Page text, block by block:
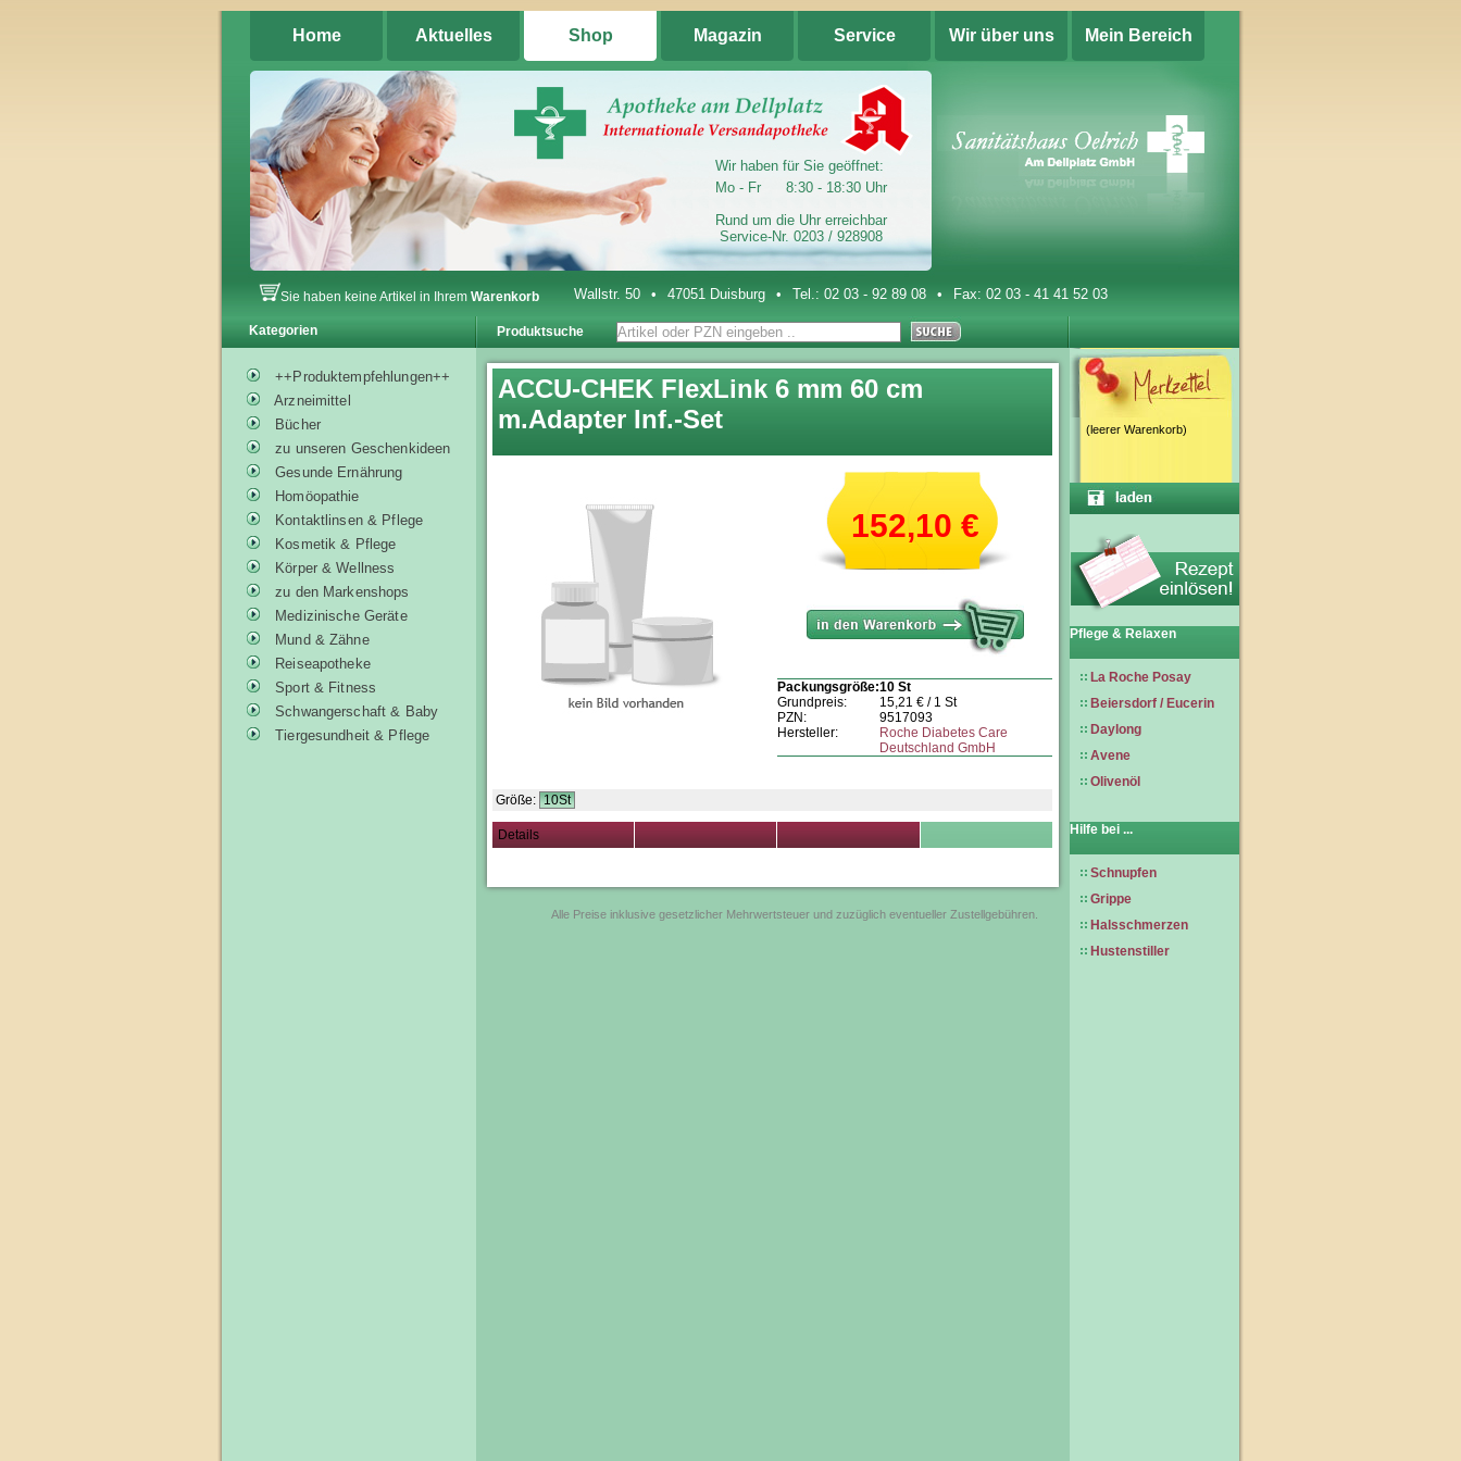
Home Aktuelles Shop Magazin Service Wir über uns Mein Bereich
Wallstr. 50 • 47051 Duisburg • Tel.: 02 03 - 92 89 08 • Fax: 02 03 - 41 41 52 03
Wir haben für Sie geöffnet:
Mo - Fr
8:30 - 18:30 Uhr
Rund um die Uhr erreichbar
Service-Nr. 0203 / 928908
Sie haben keine Artikel in Ihrem Warenkorb
Kategorien
++Produktempfehlungen++
Arzneimittel
Bücher
zu unseren Geschenkideen
Gesunde Ernährung
Homöopathie
Kontaktlinsen & Pflege
Kosmetik & Pflege
Körper & Wellness
zu den Markenshops
Medizinische Geräte
Mund & Zähne
Reiseapotheke
Sport & Fitness
Schwangerschaft & Baby
Tiergesundheit & Pflege
Produktsuche
ACCU-CHEK FlexLink 6 mm 60 cm
m.Adapter Inf.-Set
152,10 €
Packungsgröße:10 St
Grundpreis:
15,21 € / 1 St
PZN:
9517093
Hersteller:
Roche Diabetes Care
Deutschland GmbH
Größe: 10St
Details
Alle Preise inklusive gesetzlicher Mehrwertsteuer und zuzüglich eventueller Zustellgebühren.
(leerer Warenkorb)
Pflege & Relaxen
La Roche Posay
Beiersdorf / Eucerin
Daylong
Avene
Olivenöl
Hilfe bei ...
Schnupfen
Grippe
Halsschmerzen
Hustenstiller